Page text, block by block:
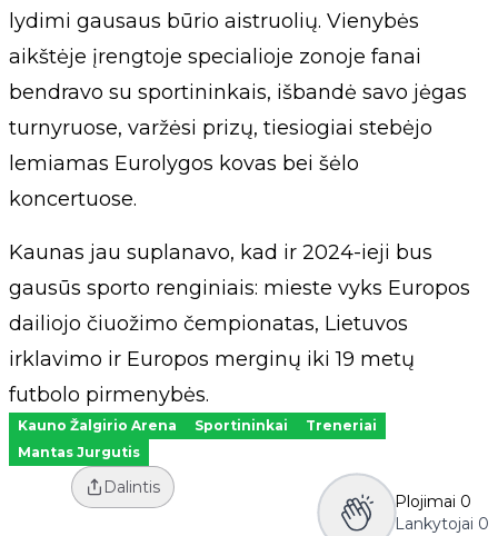
lydimi gausaus būrio aistruolių. Vienybės
aikštėje įrengtoje specialioje zonoje fanai
bendravo su sportininkais, išbandė savo jėgas
turnyruose, varžėsi prizų, tiesiogiai stebėjo
lemiamas Eurolygos kovas bei šėlo
koncertuose.
Kaunas jau suplanavo, kad ir 2024-ieji bus
gausūs sporto renginiais: mieste vyks Europos
dailiojo čiuožimo čempionatas, Lietuvos
irklavimo ir Europos merginų iki 19 metų
futbolo pirmenybės.
Kauno Žalgirio Arena Sportininkai
Treneriai
Mantas Jurgutis
Dalintis
Plojimai 0
Lankytojai 0